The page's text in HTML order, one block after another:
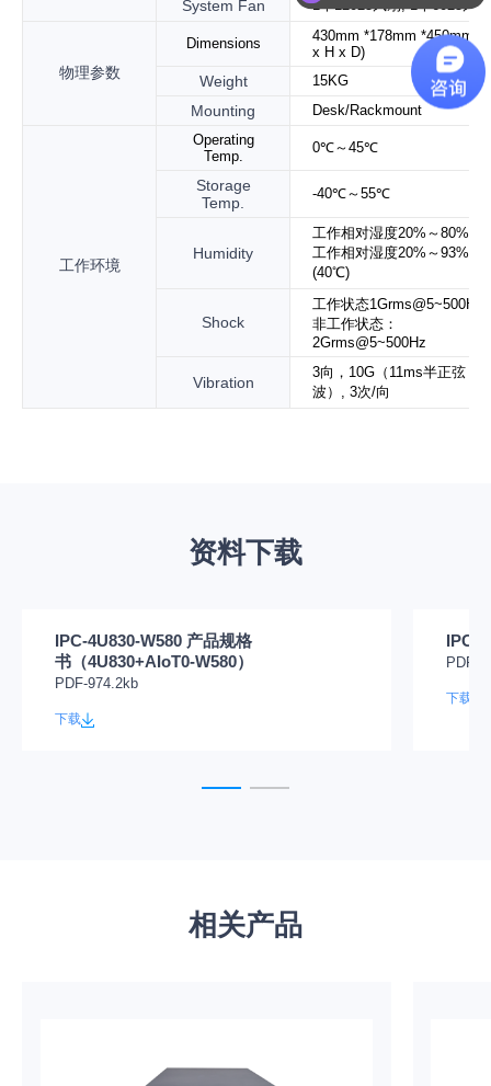
System Fan 1个12025风扇,1个6025风扇
物理参数
Dimensions
430mm *178mm *450mm
x H x D)
Weight 15KG
Mounting Desk/Rackmount
工作环境
Operating
Temp.
0℃～45℃
Storage
Temp.
-40℃～55℃
Humidity
工作相对湿度20%～80%，
工作相对湿度20%～93%
(40℃)
Shock
工作状态1Grms@5~500Hz ,
非工作状态：
2Grms@5~500Hz
Vibration
3向，10G（11ms半正弦
波）, 3次/向
资料下载
IPC-4U830-W580 产品规格
书（4U830+AIoT0-W580）
PDF-974.2kb
下载
IPC-
PDF-
下载
相关产品